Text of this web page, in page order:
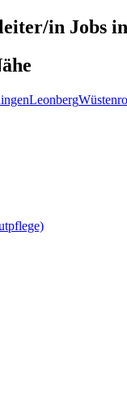
in Jobs in
Leonberg